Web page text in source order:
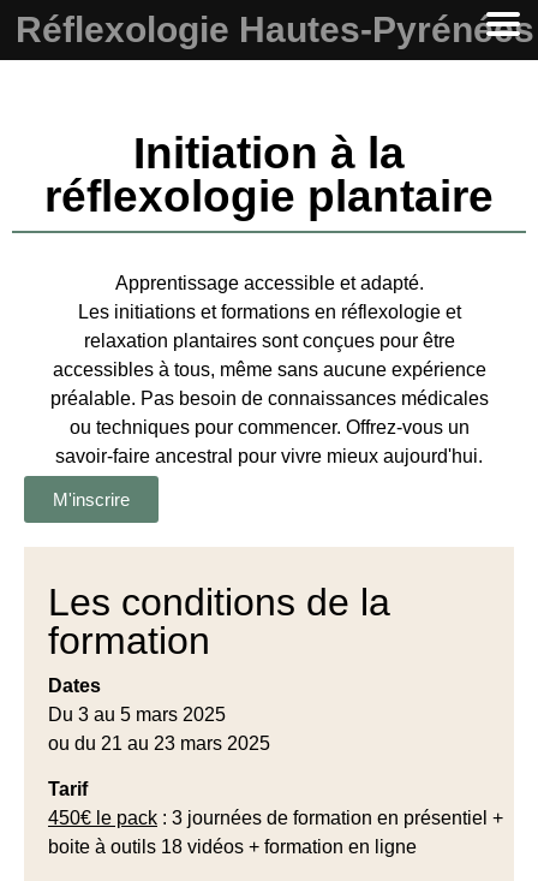
Initiation à la
réflexologie plantaire
Apprentissage accessible et adapté.
Les initiations et formations en réflexologie et
relaxation plantaires sont conçues pour être
accessibles à tous, même sans aucune expérience
préalable. Pas besoin de connaissances médicales
ou techniques pour commencer. Offrez-vous un
savoir-faire ancestral pour vivre mieux aujourd'hui.
M'inscrire
Les conditions de la
formation
Dates
Du 3 au 5 mars 2025
ou du 21 au 23 mars 2025
Tarif
450€ le pack : 3 journées de formation en présentiel +
boite à outils 18 vidéos + formation en ligne
Réflexologie Hautes-Pyrénées